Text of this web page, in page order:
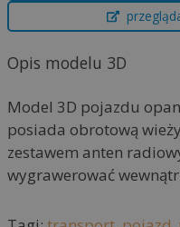
t
e
r
a
t
i
v
:
Opis modelu 3D
Model 3D pojazdu
posiada obrotową
zestawem anten
wygrawerować